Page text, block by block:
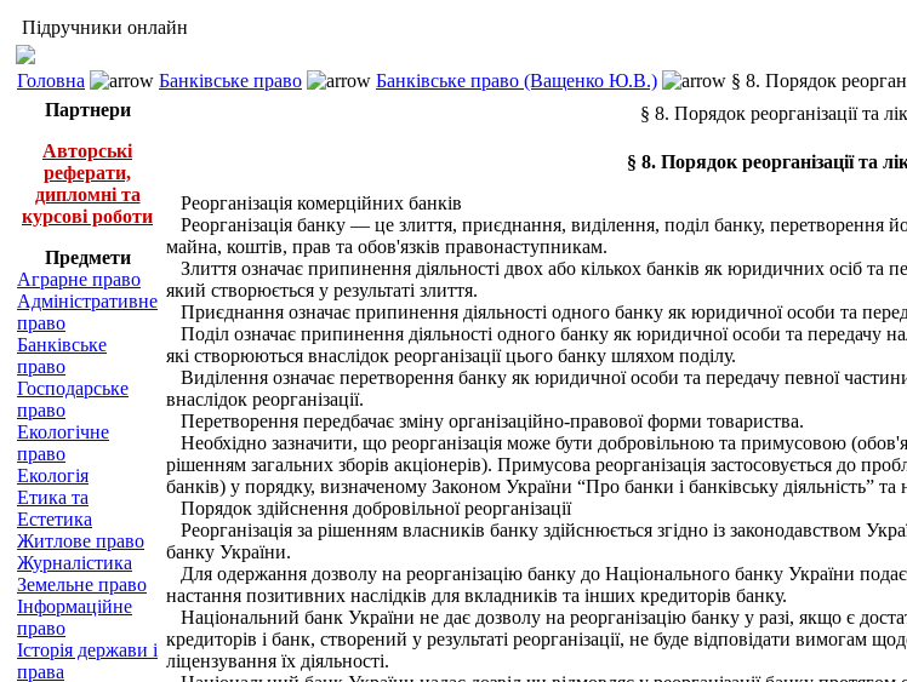
Підручники онлайн
Головна Банківське право Банківське право (Ващенко Ю.В.)
§ 8. Порядок
Партнери
Авторські
реферати,
дипломні та
курсові роботи
Предмети
Аграрне право
Адміністративне
право
Банківське
право
Господарське
право
Екологічне
право
Екологія
Етика та
Естетика
Житлове право
Журналістика
Земельне право
Інформаційне
право
Історія держави і
права
§ 8. Порядок реорганізації та
§ 8. Порядок реорганізації та
Реорганізація комерційних банків
Реорганізація банку — це злиття, приєднання, виділення, поділ банку, перетворення
майна, коштів, прав та обов'язків правонаступникам.
Злиття означає припинення діяльності двох або кількох банків як юридичних осіб
який створюється у результаті злиття.
Приєднання означає припинення діяльності одного банку як юридичної особи та
Поділ означає припинення діяльності одного банку як юридичної особи та передачу
які створюються внаслідок реорганізації цього банку шляхом поділу.
Виділення означає перетворення банку як юридичної особи та передачу певної
внаслідок реорганізації.
Перетворення передбачає зміну організаційно-правової форми товариства.
Необхідно зазначити, що реорганізація може бути добровільною та примусовою
рішенням загальних зборів акціонерів). Примусова реорганізація застосовується до
банків) у порядку, визначеному Законом України “Про банки і банківську діяльність”
Порядок здійснення добровільної реорганізації
Реорганізація за рішенням власників банку здійснюється згідно із законодавством
банку України.
Для одержання дозволу на реорганізацію банку до Національного банку України
настання позитивних наслідків для вкладників та інших кредиторів банку.
Національний банк України не дає дозволу на реорганізацію банку у разі, якщо є
кредиторів і банк, створений у результаті реорганізації, не буде відповідати вимогам
ліцензування їх діяльності.